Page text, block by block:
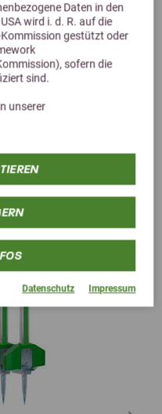
Daten in den
wird i. d. R. auf die
gestützt oder
sofern die
sind.
unserer
Datenschutz Impressum